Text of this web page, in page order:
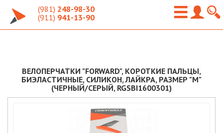
(981) 248-98-30
(911) 941-13-90
ВЕЛОПЕРЧАТКИ "FORWARD", КОРОТКИЕ ПАЛЬЦЫ,
БИЭЛАСТИЧНЫЕ, СИЛИКОН, ЛАЙКРА, РАЗМЕР "M"
(ЧЕРНЫЙ/СЕРЫЙ, RGSBI1600301)